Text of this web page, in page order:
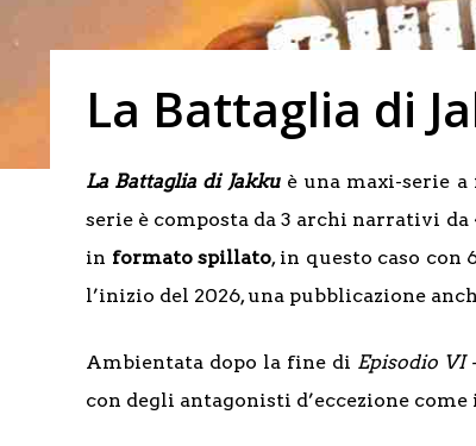
La Battaglia di
La Battaglia di Jakku è una maxi-serie
serie è composta da 3 archi narrativi
in formato spillato, in questo caso
l’inizio del 2026, una pubblicazione
Ambientata dopo la fine di Episodio VI
con degli antagonisti d’eccezione come